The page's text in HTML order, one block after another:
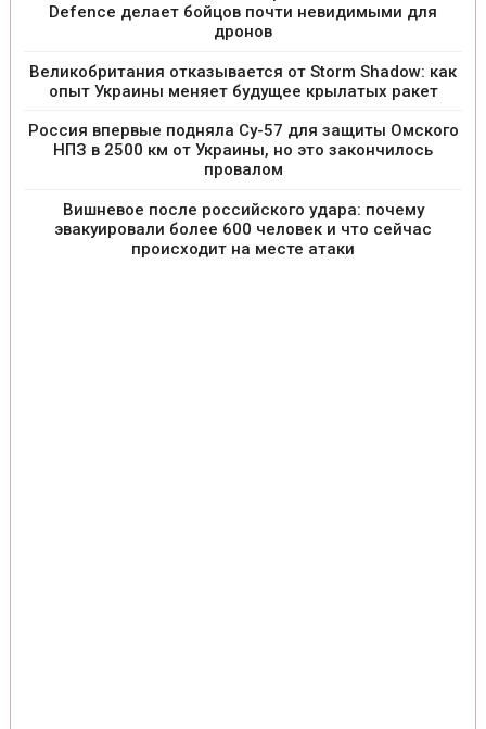
Defence делает бойцов почти невидимыми для
дронов
Великобритания отказывается от Storm Shadow: как
опыт Украины меняет будущее крылатых ракет
Россия впервые подняла Су-57 для защиты Омского
НПЗ в 2500 км от Украины, но это закончилось
провалом
Вишневое после российского удара: почему
эвакуировали более 600 человек и что сейчас
происходит на месте атаки